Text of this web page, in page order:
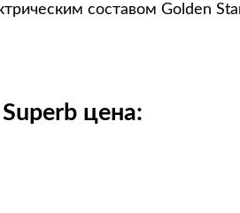
составом Golden
цена: